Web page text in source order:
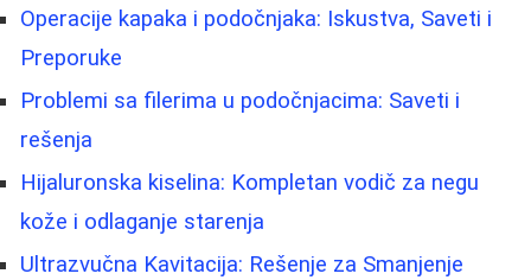
Operacije kapaka i podočnjaka: Iskustva, Saveti i
Preporuke
Problemi sa filerima u podočnjacima: Saveti i
rešenja
Hijaluronska kiselina: Kompletan vodič za negu
kože i odlaganje starenja
Ultrazvučna Kavitacija: Rešenje za Smanjenje